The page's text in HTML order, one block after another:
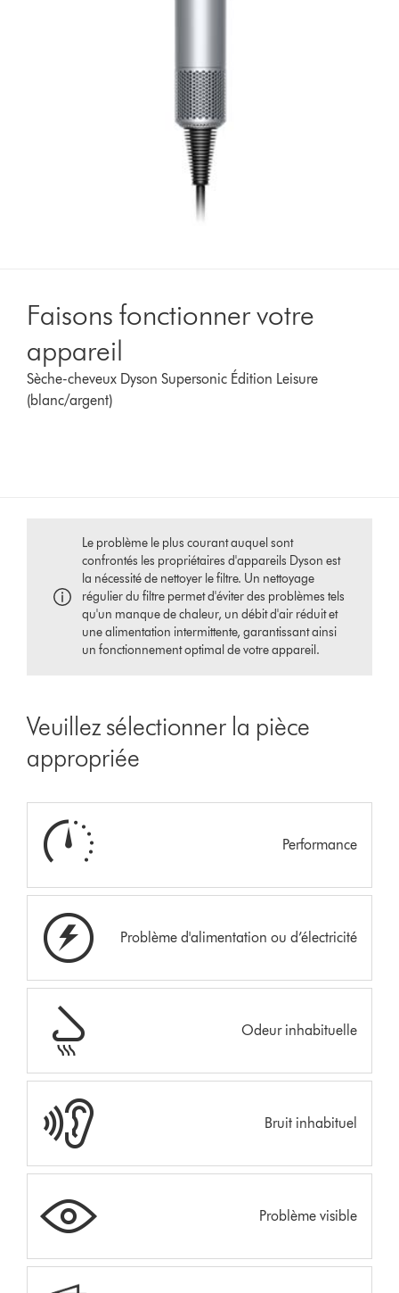
Faisons fonctionner votre
appareil
Sèche-cheveux Dyson Supersonic Édition Leisure
(blanc/argent)
Le problème le plus courant auquel sont
confrontés les propriétaires d'appareils Dyson est
la nécessité de nettoyer le filtre. Un nettoyage
régulier du filtre permet d'éviter des problèmes tels
qu'un manque de chaleur, un débit d'air réduit et
une alimentation intermittente, garantissant ainsi
un fonctionnement optimal de votre appareil.
Veuillez sélectionner la pièce
appropriée
Performance
Problème d'alimentation ou d’électricité
Odeur inhabituelle
Bruit inhabituel
Problème visible